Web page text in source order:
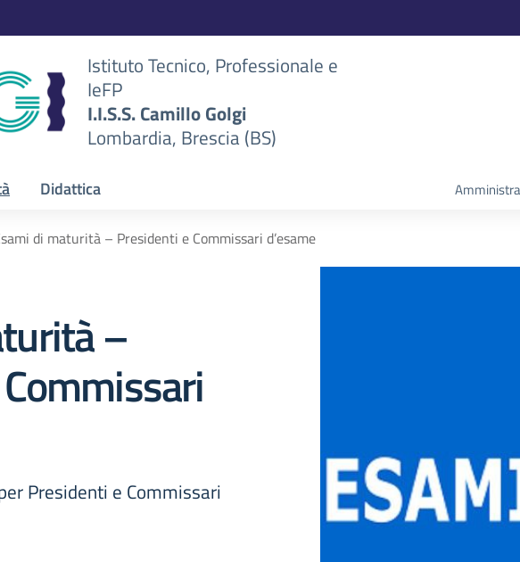
Istituto Tecnico, Professionale e
IeFP
I.I.S.S. Camillo Golgi
Lombardia, Brescia (BS)
Didattica
di maturità – Presidenti e Commissari d’esame
–
Presidenti e Commissari